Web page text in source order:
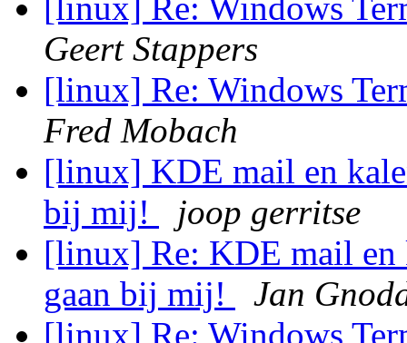
[linux] Re: Windows
Geert Stappers
[linux] Re: Windows
Fred Mobach
[linux] KDE mail en
bij mij!
joop gerritse
[linux] Re: KDE mail en
gaan bij mij!
Jan
[linux] Re: Windows